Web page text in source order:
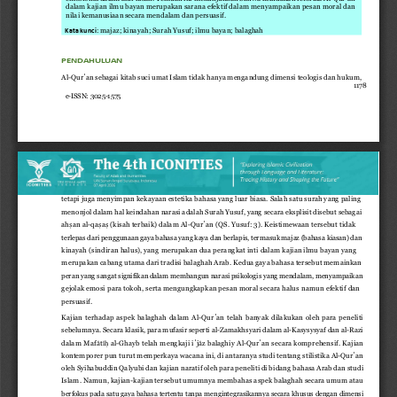
1178
e-ISSN: 3025-1575
dalam kajian ilmu bayan merupakan sarana efektifdalam menyampaikan pesan moral dan
nilai kemanusiaan secara mendalam dan persuasif.
Katakunci: majaz; kinayah; Surah Yusuf; ilmu bayan; balaghah
PENDAHULUAN
Al-Qurʿan sebagai kitabsuci umatIslam tidak hanyamengandung dimensi teologis dan hukum,
tetapi juga menyimpan kekayaan estetika bahasa yang luar biasa. Salah satu surah yang paling
menonjol dalam hal keindahan narasi adalah Surah Yusuf, yang secara eksplisit disebut sebagai
ahṣan al-qaṣaṣ (kisah terbaik) dalam Al-Qurʿan (QS. Yusuf: 3). Keistimewaan tersebut tidak
terlepas dari penggunaan gayabahasayangkaya dan berlapis, termasukmajaz (bahasa kiasan)dan
kinayah (sindiran halus), yang merupakan dua perangkat inti dalam kajian ilmu bayan yang
merupakan cabang utama dari tradisi balaghah Arab. Kedua gayabahasa tersebutmemainkan
peran yang sangatsignifikan dalam membangun narasi psikologis yang mendalam, menyampaikan
gejolak emosi para tokoh, serta mengungkapkan pesan moral secara halus namun efektif dan
persuasif.
Kajian  terhadap  aspek  balaghah  dalam  Al-Qurʿan  telah  banyak  dilakukan  oleh  para  peneliti
sebelumnya. Secara klasik, paramufasir seperti al-Zamakhsyari dalam al-Kasysysyaf dan al-Razi
dalam Mafātīḥ al-Ghayb telah mengkaji i ʿjāz balaghiy Al-Qurʿan secara komprehensif. Kajian
kontemporer pun turut memperkaya wacana ini, di antaranya studi tentang stilistika Al-Qurʿan
oleh Syihabuddin Qalyubi dan kajian naratifoleh parapeneliti di bidang bahasa Arabdan studi
Islam. Namun, kajian-kajian tersebutumumnya membahas aspek balaghah secara umum atau
berfokus pada satu gaya bahasa tertentu tanpa mengintegrasikannya secara khusus dengan dimensi